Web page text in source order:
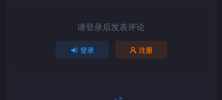
1080P TS
请登录后发表评论
登录 注册